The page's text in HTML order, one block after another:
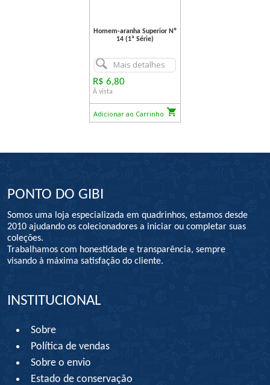
Homem-aranha Superior Nº
14 (1ª Série)
Mais detalhes
R$ 6,80
À vista
Adicionar ao Carrinho
PONTO DO GIBI
Somos uma loja especializada em quadrinhos, estamos desde
2010 ajudando os colecionadores a iniciar ou completar suas
coleções.
Trabalhamos com honestidade e transparência, sempre
visando à máxima satisfação do cliente.
INSTITUCIONAL
Sobre
Política de vendas
Sobre o envio
Estado de conservação